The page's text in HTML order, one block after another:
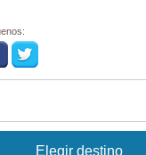
Elegir destino